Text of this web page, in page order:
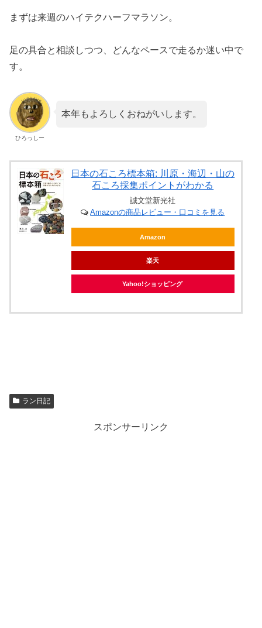
まずは来週のハイテクハーフマラソン。
足の具合と相談しつつ、どんなペースで走るか迷い中で
す。
ひろっしー
本年もよろしくおねがいします。
日本の石ころ標本箱: 川原・海辺・山の
石ころ採集ポイントがわかる
誠文堂新光社
Amazonの商品レビュー・口コミを見る
Amazon
楽天
Yahoo!ショッピング
ラン日記
スポンサーリンク